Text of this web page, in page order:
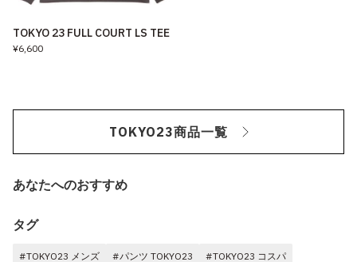
TOKYO 23 FULL COURT LS TEE
¥6,600
TOKYO23商品一覧
あなたへのおすすめ
タグ
#TOKYO23 メンズ #パンツ TOKYO23
#TOKYO23 コスパ